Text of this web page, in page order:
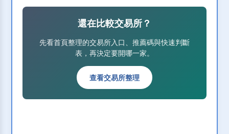
還在比較交易所？
先看首頁整理的交易所入口、推薦碼與快速判斷
表，再決定要開哪一家。
查看交易所整理